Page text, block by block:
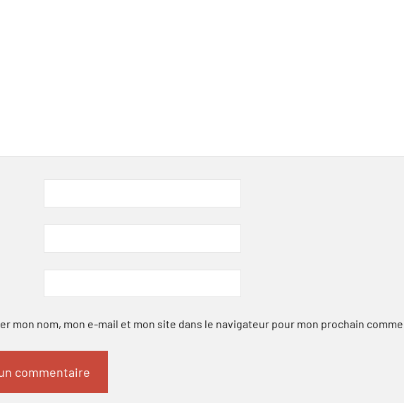
mon nom, mon e-mail et mon site dans le navigateur pour mon prochain